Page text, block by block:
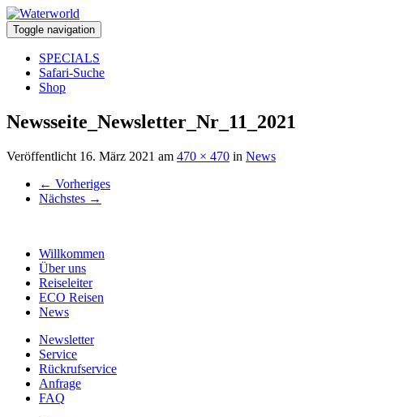
Toggle navigation
SPECIALS
Safari-Suche
Shop
Newsseite_Newsletter_Nr_11_2021
Veröffentlicht 16. März 2021 am 470 × 470 in News
← Vorheriges
Nächstes →
Willkommen
Über uns
Reiseleiter
ECO Reisen
News
Newsletter
Service
Rückrufservice
Anfrage
FAQ